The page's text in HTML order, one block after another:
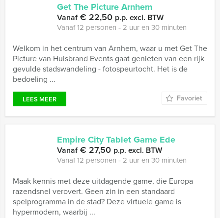
Get The Picture Arnhem
Vanaf€ 22,50 p.p. excl. BTW
Vanaf 12 personen ‐ 2 uur en 30 minuten
Welkom in het centrum van Arnhem, waar u met Get The
Picture van Huisbrand Events gaat genieten van een rijk
gevulde stadswandeling - fotospeurtocht. Het is de
bedoeling ...
LEES MEER Favoriet
Empire City Tablet Game Ede
Vanaf€ 27,50 p.p. excl. BTW
Vanaf 12 personen ‐ 2 uur en 30 minuten
Maak kennis met deze uitdagende game, die Europa
razendsnel verovert. Geen zin in een standaard
spelprogramma in de stad? Deze virtuele game is
hypermodern, waarbij ...